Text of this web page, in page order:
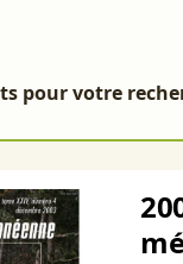
pour votre